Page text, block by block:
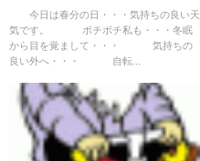
今日は春分の日・・・気持ちの良い天
気です。 ボチボチ私も・・・冬眠
から目を覚まして・・・ 気持ちの
良い外へ・・・ 自転...